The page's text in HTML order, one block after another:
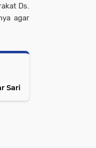
Ds.
agar
Sari